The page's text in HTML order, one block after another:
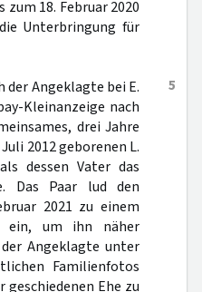
18. Februar 2020
Unterbringung für
5
der Angeklagte bei E.
Kleinanzeige nach
drei Jahre
2012 geborenen L.
dessen Vater das
Das Paar lud den
2021 zu einem
ein, um ihn näher
Angeklagte unter
Familienfotos
geschiedenen Ehe zu